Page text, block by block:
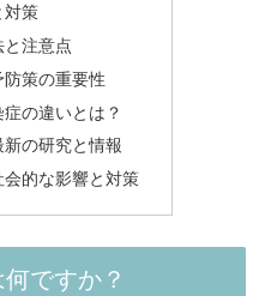
対策
と注意点
策の重要性
の違いとは？
の研究と情報
的な影響と対策
ですか？